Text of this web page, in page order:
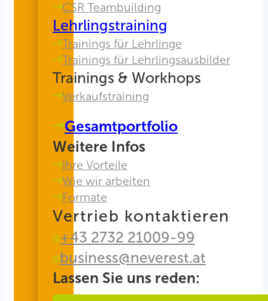
CSR Teambuilding
Lehrlingstraining
Trainings für Lehrlinge
Trainings für Lehrlingsausbilder
Trainings & Workhops
Verkaufstraining
Gesamtportfolio
Weitere Infos
Ihre Vorteile
Wie wir arbeiten
Formate
Vertrieb kontaktieren
+43 2732 21009-99
business@neverest.at
Lassen Sie uns reden: